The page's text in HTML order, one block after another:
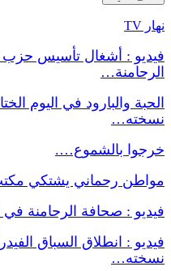
نهار TV
فيديو : أشغال تأسيس حزب
الرحامنة…
الحبة والبارود في اليوم
نسخته…
خرجوا بالشموع….
مواطن رحماني يشتكي
فيديو : صحافة الرحامنة في
فيديو : انطلاق السباق
نسخته…